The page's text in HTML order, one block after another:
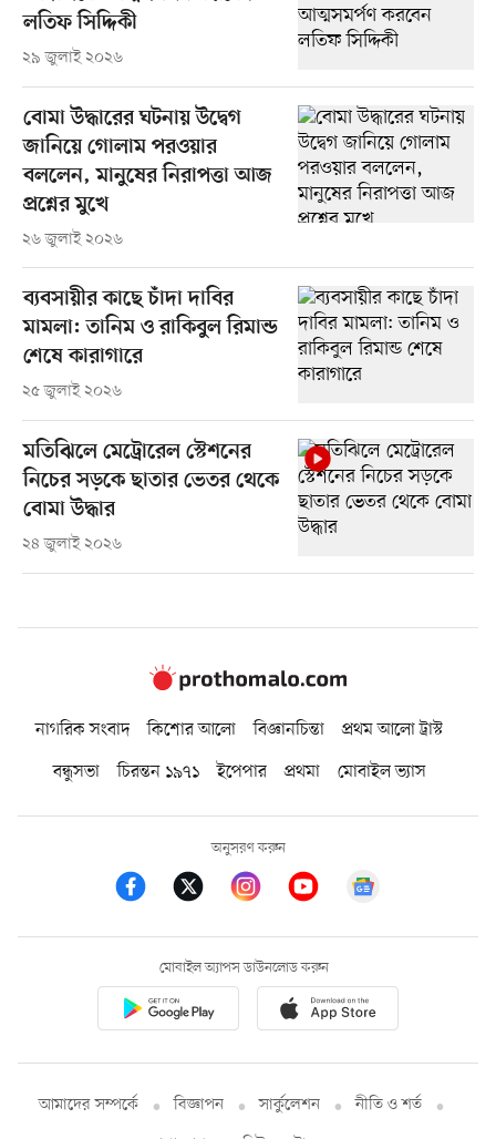
লতিফ সিদ্দিকী
২৯ জুলাই ২০২৬
বোমা উদ্ধারের ঘটনায় উদ্বেগ
জানিয়ে গোলাম পরওয়ার
বললেন, মানুষের নিরাপত্তা আজ
প্রশ্নের মুখে
২৬ জুলাই ২০২৬
ব্যবসায়ীর কাছে চাঁদা দাবির
মামলা: তানিম ও রাকিবুল রিমান্ড
শেষে কারাগারে
২৫ জুলাই ২০২৬
মতিঝিলে মেট্রোরেল স্টেশনের
নিচের সড়কে ছাতার ভেতর থেকে
বোমা উদ্ধার
২৪ জুলাই ২০২৬
নাগরিক সংবাদ কিশোর আলো বিজ্ঞানচিন্তা
প্রথম আলো ট্রাস্ট
বন্ধুসভা
চিরন্তন ১৯৭১ ইপেপার প্রথমা মোবাইল ভ্যাস
অনুসরণ করুন
মোবাইল অ্যাপস ডাউনলোড করুন
আমাদের সম্পর্কে বিজ্ঞাপন সার্কুলেশন
নীতি ও শর্ত